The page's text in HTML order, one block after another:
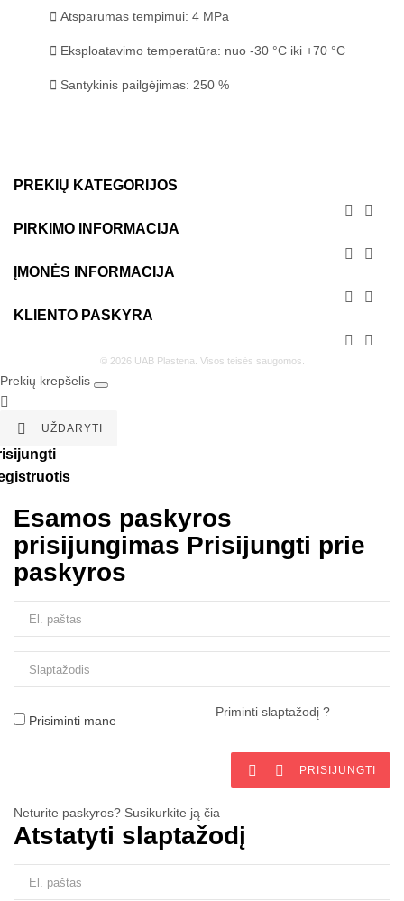
Atsparumas tempimui: 4 MPa
Eksploatavimo temperatūra: nuo -30 °C iki +70 °C
Santykinis pailgėjimas: 250 %
PREKIŲ KATEGORIJOS


PIRKIMO INFORMACIJA


ĮMONĖS INFORMACIJA


KLIENTO PASKYRA


© 2026 UAB Plastena. Visos teisės saugomos.
Prekių krepšelis


UŽDARYTI
Esamos paskyros
prisijungimas Prisijungti prie
paskyros
Prisiminti mane
Priminti slaptažodį ?
  PRISIJUNGTI
Neturite paskyros? Susikurkite ją čia
Atstatyti slaptažodį